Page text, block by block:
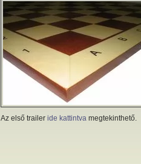
Az első trailer ide kattintva megtekinthető.